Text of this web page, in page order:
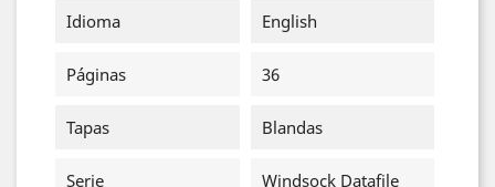
Idioma English
Páginas 36
Tapas Blandas
Serie
Windsock Datafile